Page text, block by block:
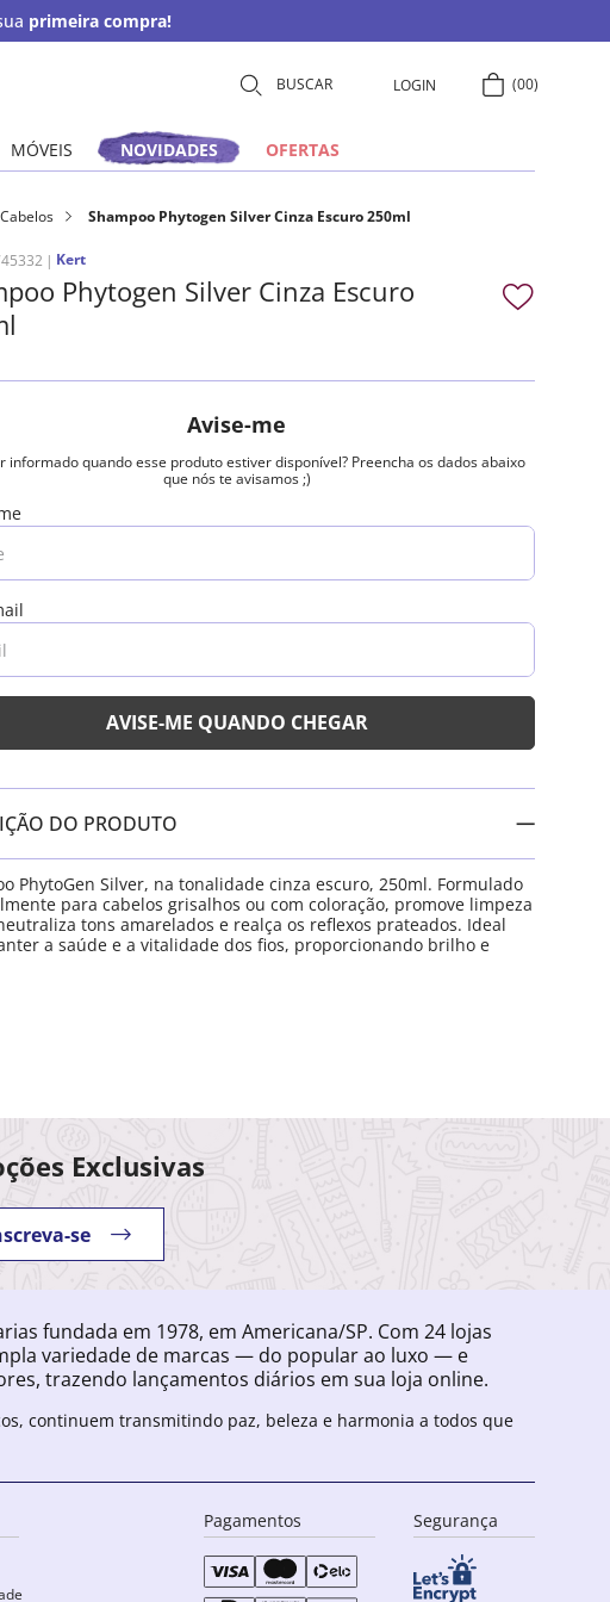
primeira compra!
LOGIN 00
MÓVEIS NOVIDADES OFERTAS
Cabelos Shampoo Phytogen Silver Cinza Escuro 250ml
Kert
Phytogen Silver Cinza Escuro
DO PRODUTO
PhytoGen Silver, na tonalidade cinza escuro, 250ml. Formulado
para cabelos grisalhos ou com coloração, promove limpeza
tons amarelados e realça os reflexos prateados. Ideal
a saúde e a vitalidade dos fios, proporcionando brilho e
Exclusivas
se
fundada em 1978, em Americana/SP. Com 24 lojas
variedade de marcas — do popular ao luxo — e
trazendo lançamentos diários em sua loja online.
continuem transmitindo paz, beleza e harmonia a todos que
Pagamentos Segurança